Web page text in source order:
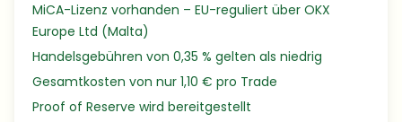
MiCA-Lizenz vorhanden – EU-reguliert über OKX
Europe Ltd (Malta)
Handelsgebühren von 0,35 % gelten als niedrig
Gesamtkosten von nur 1,10 € pro Trade
Proof of Reserve wird bereitgestellt